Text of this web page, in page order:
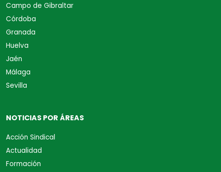
Campo de Gibraltar
Córdoba
Granada
Huelva
Jaén
Málaga
Sevilla
NOTICIAS POR ÁREAS
Acción Sindical
Actualidad
Formación